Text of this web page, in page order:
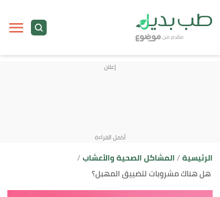
الرئيسية المشاكل الصحية والأعشاب
هل هناك مشروبات لتضييق المهبل؟